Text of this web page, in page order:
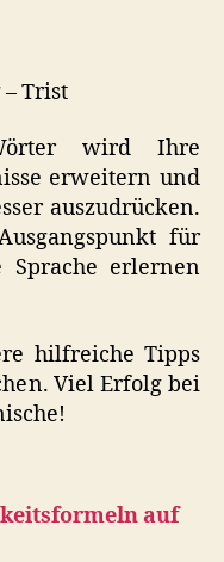
Trist
wird Ihre
erweitern und
auszudrücken.
für
erlernen
hilfreiche Tipps
Viel Erfolg bei
auf